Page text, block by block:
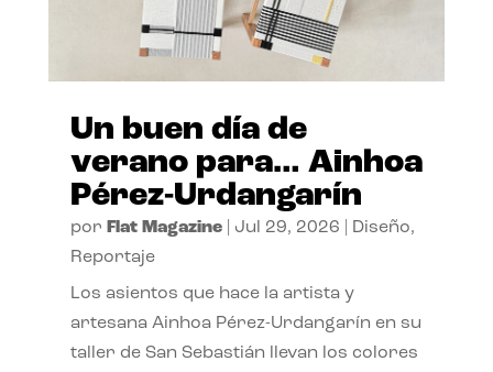
Un buen día de
verano para… Ainhoa
Pérez-Urdangarín
por Flat Magazine| Jul 29, 2026 Diseño,
Reportaje
Los asientos que hace la artista y
artesana Ainhoa Pérez-Urdangarín en su
taller de San Sebastián llevan los colores